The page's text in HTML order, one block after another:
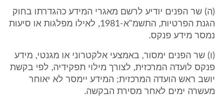
(ה) שר הפנים יודיע לרשם מאגרי המידע כהגדרתו בחוק
הגנת הפרטיות, התשמ"א-1981, לאילו מפלגות או סיעות
נמסר מידע פנקס.
(ו) שר הפנים ימסור, באמצעי אלקטרוני או מגנטי, מידע
פנקס לועדה המרכזית, לצורך מילוי תפקידיה, לפי בקשת
יושב ראש הועדה המרכזית; המידע יימסר לא יאוחר
מעשרה ימים לאחר מסירת הבקשה.